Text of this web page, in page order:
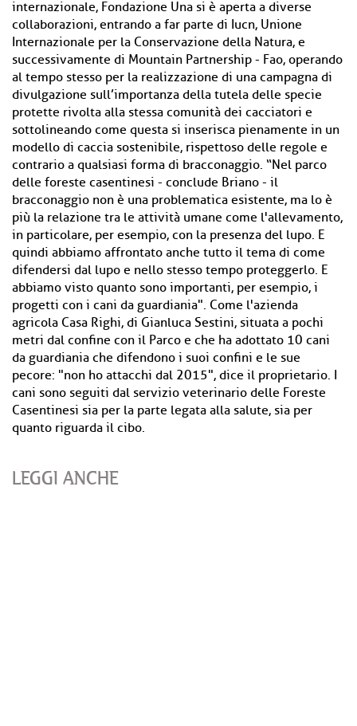
internazionale, Fondazione Una si è aperta a diverse
collaborazioni, entrando a far parte di Iucn, Unione
Internazionale per la Conservazione della Natura, e
successivamente di Mountain Partnership - Fao, operando
al tempo stesso per la realizzazione di una campagna di
divulgazione sull’importanza della tutela delle specie
protette rivolta alla stessa comunità dei cacciatori e
sottolineando come questa si inserisca pienamente in un
modello di caccia sostenibile, rispettoso delle regole e
contrario a qualsiasi forma di bracconaggio. “Nel parco
delle foreste casentinesi - conclude Briano - il
bracconaggio non è una problematica esistente, ma lo è
più la relazione tra le attività umane come l'allevamento,
in particolare, per esempio, con la presenza del lupo. E
quindi abbiamo affrontato anche tutto il tema di come
difendersi dal lupo e nello stesso tempo proteggerlo. E
abbiamo visto quanto sono importanti, per esempio, i
progetti con i cani da guardiania". Come l'azienda
agricola Casa Righi, di Gianluca Sestini, situata a pochi
metri dal confine con il Parco e che ha adottato 10 cani
da guardiania che difendono i suoi confini e le sue
pecore: "non ho attacchi dal 2015", dice il proprietario. I
cani sono seguiti dal servizio veterinario delle Foreste
Casentinesi sia per la parte legata alla salute, sia per
quanto riguarda il cibo.
LEGGI ANCHE